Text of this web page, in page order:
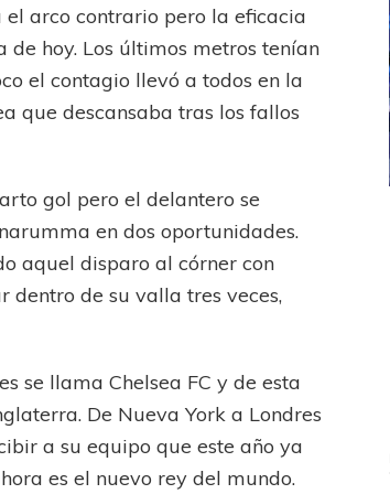
el arco contrario pero la eficacia
hoy. Los últimos metros tenían
el contagio llevó a todos en la
que descansaba tras los fallos
gol pero el delantero se
en dos oportunidades.
aquel disparo al córner con
de su valla tres veces,
se llama Chelsea FC y de esta
De Nueva York a Londres
a su equipo que este año ya
es el nuevo rey del mundo.
PSG celebró el bicampeonato